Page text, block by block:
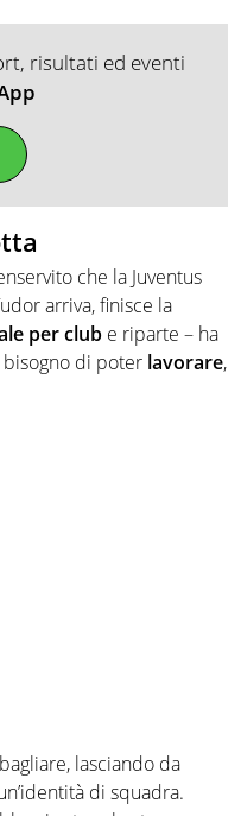
risultati ed eventi
che la Juventus
arriva, finisce la
perclub e riparte – ha
bisogno di poter lavorare,
lasciando da
di squadra.